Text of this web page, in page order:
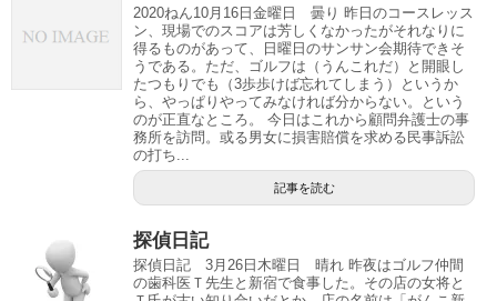
2020ねん10月16日金曜日 曇り 昨日のコースレッス
ン、現場でのスコアは芳しくなかったがそれなりに
得るものがあって、日曜日のサンサン会期待できそ
うである。ただ、ゴルフは（うんこれだ）と開眼し
たつもりでも（3歩歩けば忘れてしまう）というか
ら、やっぱりやってみなければ分からない。という
のが正直なところ。 今日はこれから顧問弁護士の事
務所を訪問。或る男女に損害賠償を求める民事訴訟
の打ち...
記事を読む
探偵日記
探偵日記 3月26日木曜日 晴れ 昨夜はゴルフ仲間
の歯科医Ｔ先生と新宿で食事した。その店の女将と